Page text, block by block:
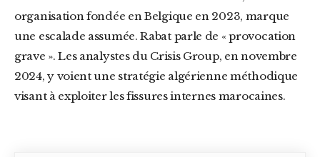
organisation fondée en Belgique en 2023, marque
une escalade assumée. Rabat parle de « provocation
grave ». Les analystes du Crisis Group, en novembre
2024, y voient une stratégie algérienne méthodique
visant à exploiter les fissures internes marocaines.